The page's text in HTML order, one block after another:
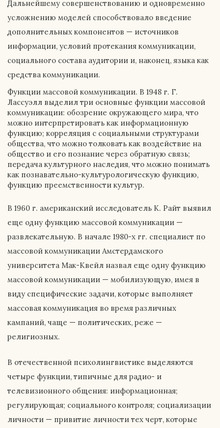
Дальнейшему совершенствованию и одновременно
усложнению моделей способствовало введение
дополнительных компонентов — источников
информации, условий протекания коммуникации,
социального состава аудитории и, наконец, языка как
средства коммуникации.
Функции массовой коммуникации. В 1948 г. Г.
Лассуэлл выделил три основные функции массовой
коммуникации: обозрение окружающего мира, что
можно интерпретировать как информационную
функцию; корреляция с социальными структурами
общества, что можно толковать как воздействие на
общество и его познание через обратную связь;
передача культурного наследия, что можно понимать
как познавательно-культурологическую функцию,
функцию преемственности культур.
В 1960 г. американский исследователь К. Райт выявил
еще одну функцию массовой коммуникации —
развлекательную. В начале 1980-х гг. специалист по
массовой коммуникации Амстердамского
университета Мак-Квейл назвал еще одну функцию
массовой коммуникации — мобилизующую, имея в
виду специфические задачи, которые выполняет
массовая коммуникация во время различных
кампаний, чаще — политических, реже —
религиозных.
В отечественной психолингвистике выделяются
четыре функции, типичные для радио- и
телевизионного общения: информационная;
регулирующая; социального контроля; социализации
личности — привитие личности тех черт, которые